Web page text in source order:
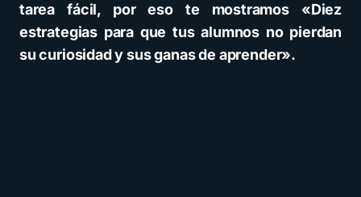
tarea fácil, por eso te mostramos «Diez
estrategias para que tus alumnos no pierdan
su curiosidad y sus ganas de aprender».